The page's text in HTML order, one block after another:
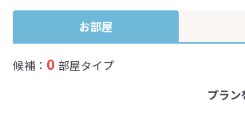
終確認画面でご確認ください。
お部屋
候補： 0 部屋タイプ
プラン